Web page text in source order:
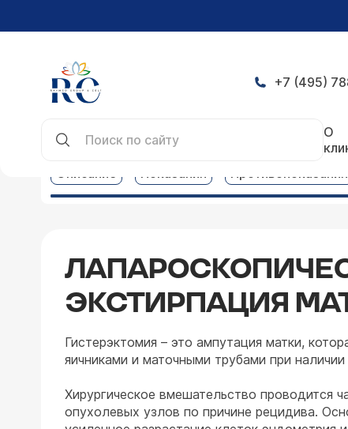
+7 (495)
О
Описание Показания Противопоказания
ЭКСТИРПАЦИЯ
Гистерэктомия – это ампутация матки,
яичниками и маточными трубами при наличии
Хирургическое вмешательство проводится
опухолевых узлов по причине рецидива.